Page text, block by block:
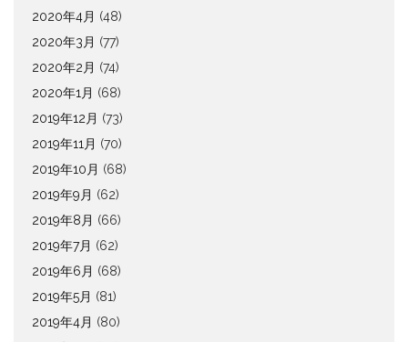
2020年4月 (48)
2020年3月 (77)
2020年2月 (74)
2020年1月 (68)
2019年12月 (73)
2019年11月 (70)
2019年10月 (68)
2019年9月 (62)
2019年8月 (66)
2019年7月 (62)
2019年6月 (68)
2019年5月 (81)
2019年4月 (80)